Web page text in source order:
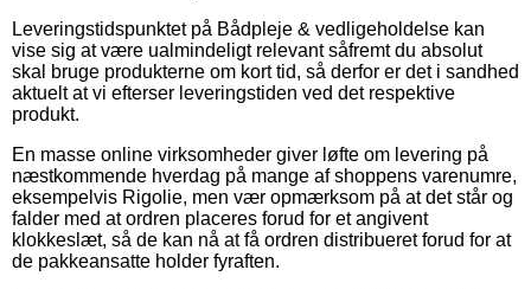
Leveringstidspunktet på Bådpleje & vedligeholdelse kan
vise sig at være ualmindeligt relevant såfremt du absolut
skal bruge produkterne om kort tid, så derfor er det i sandhed
aktuelt at vi efterser leveringstiden ved det respektive
produkt.
En masse online virksomheder giver løfte om levering på
næstkommende hverdag på mange af shoppens varenumre,
eksempelvis Rigolie, men vær opmærksom på at det står og
falder med at ordren placeres forud for et angivent
klokkeslæt, så de kan nå at få ordren distribueret forud for at
de pakkeansatte holder fyraften.